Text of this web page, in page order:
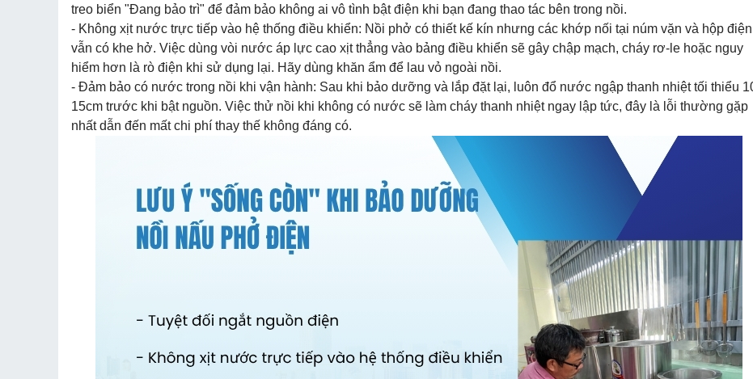
treo biển "Đang bảo trì" để đảm bảo không ai vô tình bật điện khi bạn đang thao tác bên trong nồi.
- Không xịt nước trực tiếp vào hệ thống điều khiển: Nồi phở có thiết kế kín nhưng các khớp nối tại núm vặn và hộp điện
vẫn có khe hở. Việc dùng vòi nước áp lực cao xịt thẳng vào bảng điều khiển sẽ gây chập mạch, cháy rơ-le hoặc nguy
hiểm hơn là rò điện khi sử dụng lại. Hãy dùng khăn ẩm để lau vỏ ngoài nồi.
- Đảm bảo có nước trong nồi khi vận hành: Sau khi bảo dưỡng và lắp đặt lại, luôn đổ nước ngập thanh nhiệt tối thiểu
15cm trước khi bật nguồn. Việc thử nồi khi không có nước sẽ làm cháy thanh nhiệt ngay lập tức, đây là lỗi thường gặp
nhất dẫn đến mất chi phí thay thế không đáng có.